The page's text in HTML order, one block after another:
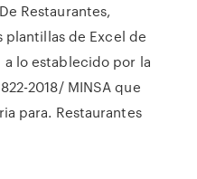
Restaurantes,
de Excel de
lo establecido por la
2018/ MINSA que
para. Restaurantes